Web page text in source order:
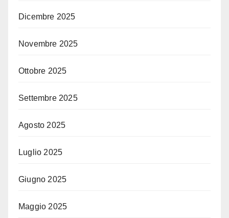
Dicembre 2025
Novembre 2025
Ottobre 2025
Settembre 2025
Agosto 2025
Luglio 2025
Giugno 2025
Maggio 2025